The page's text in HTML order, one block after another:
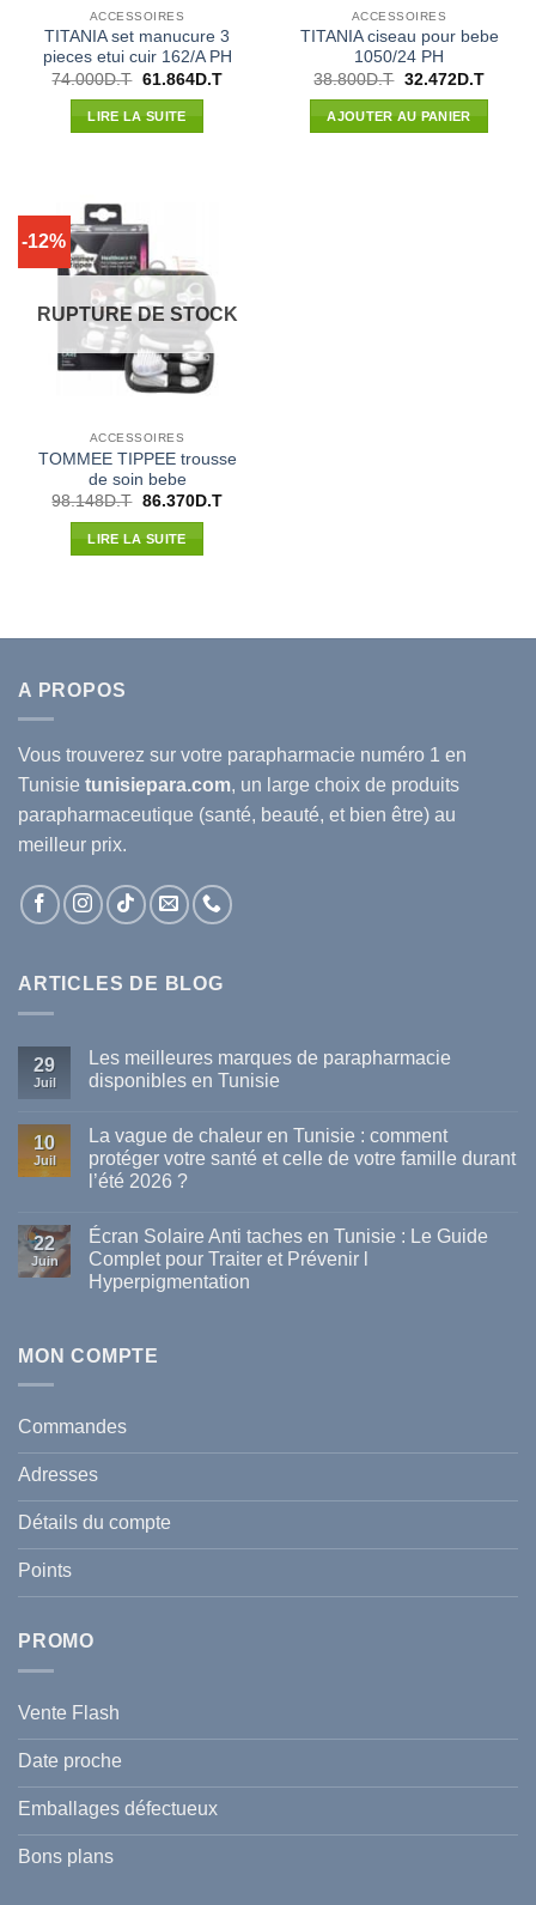
ACCESSOIRES
TITANIA set manucure 3
pieces etui cuir 162/A PH
74.000D.T Le
initial
était :
61.864D.TLe
LIRE LA SUITE
ACCESSOIRES
TITANIA ciseau pour bebe
1050/24 PH
38.800D.T Le
initial
était :
32.472D.TLe
AJOUTER AU PANIER
-12%
RUPTURE DE STOCK
ACCESSOIRES
TOMMEE TIPPEE trousse
de soin bebe
98.148D.T Le
initial
était :
86.370D.TLe
LIRE LA SUITE
A PROPOS
Vous trouverez sur votre parapharmacie numéro 1 en
Tunisie tunisiepara.com, un large choix de produits
parapharmaceutique (santé, beauté, et bien être) au
meilleur prix.
ARTICLES DE BLOG
29
Juil
Les meilleures marques de parapharmacie
disponibles en Tunisie
sur
meilleures
marques
disponibles
en
Tunisie
10
Juil
La vague de chaleur en Tunisie : comment
protéger votre santé et celle de votre famille durant
l’été 2026 ?
sur
La
vague
de
comment
et
celle
de
votre
famille
durant
l’été
2026
?
22
Juin
Écran Solaire Anti taches en Tunisie : Le Guide
Complet pour Traiter et Prévenir l
Hyperpigmentation
Écran
Solaire
Tunisie
Guide
Traiter
Prévenir
MON COMPTE
Commandes
Adresses
Détails du compte
Points
PROMO
Vente Flash
Date proche
Emballages défectueux
Bons plans